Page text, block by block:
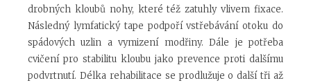
drobných kloubů nohy, které též zatuhly vlivem fixace.
Následný lymfatický tape podpoří vstřebávání otoku do
spádových uzlin a vymizení modřiny. Dále je potřeba
cvičení pro stabilitu kloubu jako prevence proti dalšímu
podvrtnutí. Délka rehabilitace se prodlužuje o další tři až